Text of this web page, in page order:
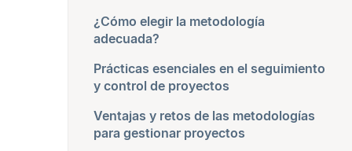
¿Cómo elegir la metodología
adecuada?
Prácticas esenciales en el seguimiento
y control de proyectos
Ventajas y retos de las metodologías
para gestionar proyectos